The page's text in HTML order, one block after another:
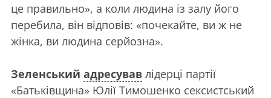
це правильно», а коли людина із залу його
перебила, він відповів: «почекайте, ви ж не
жінка, ви людина серйозна».
Зеленський адресував лідерці партії
«Батьківщина» Юлії Тимошенко сексистський